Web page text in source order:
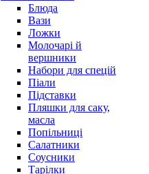
Блюда
Вази
Ложки
Молочарі й
вершники
Набори для спецій
Піали
Підставки
Пляшки для саку,
масла
Попільниці
Салатники
Соусники
Тарілки